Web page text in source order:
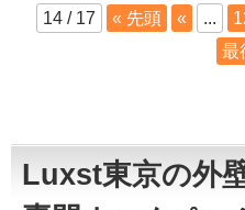
14 / 17 « 先頭 « ...
最
Luxst東京の外